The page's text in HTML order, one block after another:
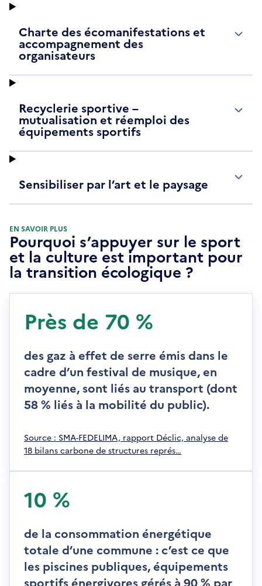
Charte des écomanifestations et
accompagnement des
organisateurs
Recyclerie sportive –
mutualisation et réemploi des
équipements sportifs
Sensibiliser par l’art et le paysage
EN SAVOIR PLUS
Pourquoi s’appuyer sur le sport
et la culture est important pour
la transition écologique ?
Près de 70 %
des gaz à effet de serre émis dans le
cadre d’un festival de musique, en
moyenne, sont liés au transport (dont
58 % liés à la mobilité du public).
S
'
u
r
a
n
s
u
Source : SMA-FEDELIMA, rapport Déclic, analyse de
18 bilans carbone de structures représ…
10 %
de la consommation énergétique
totale d’une commune : c’est ce que
les piscines publiques, équipements
sportifs énergivores gérés à 90 % par